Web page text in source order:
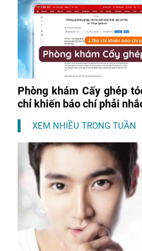
Phòng khám Cấy ghép
chỉ khiến báo chí phải
XEM NHIỀU TRONG TUẦN